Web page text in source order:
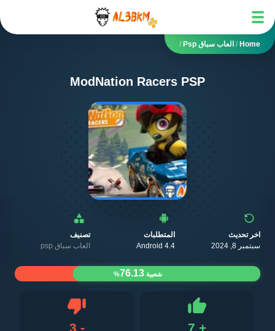
Home
/ العاب سباق Psp /
ModNation Racers PSP
اخر تحديث
سبتمبر 8, 2024
المتطلبات
Android 4.4
تصنيف
العاب سباق psp
+
7
-
3
شعبية76.13
%